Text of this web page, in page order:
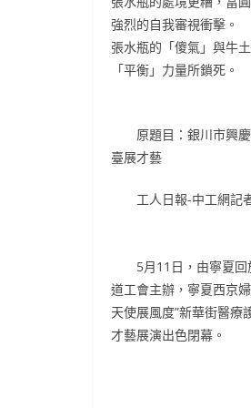
強烈的自我審視衝擊。
張水瓶的「傻氣」與牛
「平衡」力量所鎖死。
原題目：銀川市興慶
臺展才藝
工人日報-中工網記
5月11日，由寧夏回
道工會主辦，寧夏西京
天使展風度”新華街醫療
才藝展演出色閉幕。